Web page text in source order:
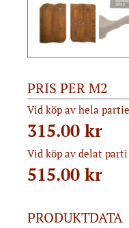
PRIS PER M2
Vid köp av hela
315.00 kr
Vid köp av delat
515.00 kr
PRODUKTDATA